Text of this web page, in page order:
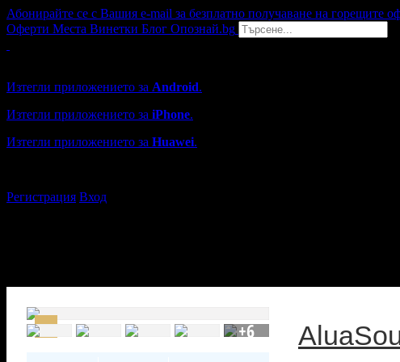
Абонирайте се с Вашия e-mail за безплатно получаване на горещите
Оферти Места Винетки Блог Опознай.bg
Изтегли приложението за Android.
Изтегли приложението за iPhone.
Изтегли приложението за Huawei.
Регистрация Вход
+6